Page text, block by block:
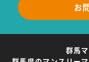
お
群馬